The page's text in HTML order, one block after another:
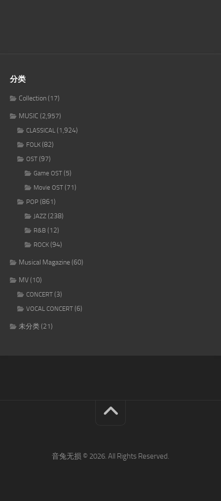
分类
Collection(17)
MUSIC (2,957)
CLASSICAL (1,924)
FOLK (82)
OST (97)
Game OST (5)
Movie OST (71)
POP (861)
JAZZ (238)
R&B (12)
ROCK (94)
Musical Magazine(60)
MV(10)
CONCERT (3)
VOCAL CONCERT (6)
未分类(21)
音兔无损 © 2026. All Rights Reserved.